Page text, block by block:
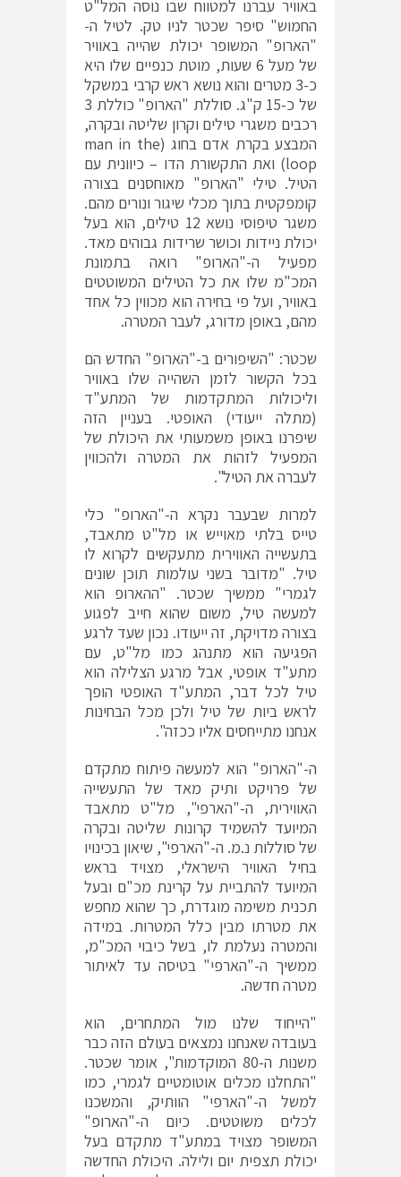
באוויר עברנו למטווח שבו נוסה המל"ט
החמוש" סיפר שכטר לניו טק. לטיל ה-
"הארופ" המשופר יכולת שהייה באוויר
של מעל 6 שעות, מוטת כנפיים שלו היא
כ-3 מטרים והוא נושא ראש קרבי במשקל
של כ-15 ק"ג. סוללת "הארופ" כוללת 3
רכבים משגרי טילים וקרון שליטה ובקרה,
המבצע בקרת אדם בחוג (man in the
loop) ואת התקשורת הדו – כיוונית עם
הטיל. טילי "הארופ" מאוחסנים בצורה
קומפקטית בתוך מכלי שיגור ונורים מהם.
משגר טיפוסי נושא 12 טילים, הוא בעל
יכולת ניידות וכושר שרידות גבוהים מאד.
מפעיל ה-"הארופ" רואה בתמונת
המכ"מ שלו את כל הטילים המשוטטים
באוויר, ועל פי בחירה הוא מכווין כל אחד
מהם, באופן מדורג, לעבר המטרה.
שכטר: "השיפורים ב-"הארופ" החדש הם
בכל הקשור לזמן השהייה שלו באוויר
וליכולות המתקדמות של המתע"ד
(מתלה ייעודי) האופטי. בעניין הזה
שיפרנו באופן משמעותי את היכולת של
המפעיל לזהות את המטרה ולהכווין
לעברה את הטיל".
למרות שבעבר נקרא ה-"הארופ" כלי
טייס בלתי מאוייש או מל"ט מתאבד,
בתעשייה האווירית מתעקשים לקרוא לו
טיל. "מדובר בשני עולמות תוכן שונים
לגמרי" ממשיך שכטר. "ההארופ הוא
למעשה טיל, משום שהוא חייב לפגוע
בצורה מדויקת, זה ייעודו. נכון שעד לרגע
הפגיעה הוא מתנהג כמו מל"ט, עם
מתע"ד אופטי, אבל מרגע הצלילה הוא
טיל לכל דבר, המתע"ד האופטי הופך
לראש ביות של טיל ולכן מכל הבחינות
אנחנו מתייחסים אליו ככזה".
ה-"הארופ" הוא למעשה פיתוח מתקדם
של פרויקט ותיק מאד של התעשייה
האווירית, ה-"הארפי", מל"ט מתאבד
המיועד להשמיד קרונות שליטה ובקרה
של סוללות נ.מ. ה-"הארפי", שיאון בכינויו
בחיל האוויר הישראלי, מצויד בראש
המיועד להתביית על קרינת מכ"ם ובעל
תכנית משימה מוגדרת, כך שהוא מחפש
את מטרתו מבין כלל המטרות. במידה
והמטרה נעלמת לו, בשל כיבוי המכ"מ,
ממשיך ה-"הארפי" בטיסה עד לאיתור
מטרה חדשה.
"הייחוד שלנו מול המתחרים, הוא
בעובדה שאנחנו נמצאים בעולם הזה כבר
משנות ה-80 המוקדמות", אומר שכטר.
"התחלנו מכלים אוטומטיים לגמרי, כמו
למשל ה-"הארפי" הוותיק, והמשכנו
לכלים משוטטים. כיום ה-"הארופ"
המשופר מצויד במתע"ד מתקדם בעל
יכולת תצפית יום ולילה. היכולת החדשה